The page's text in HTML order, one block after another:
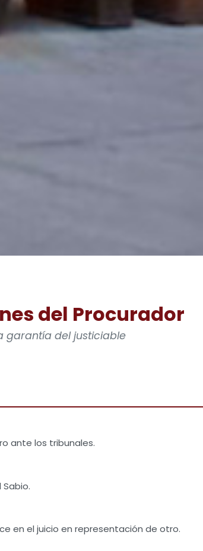
del Procurador
garantía del justiciable
ante los tribunales.
en el juicio en representación de otro.